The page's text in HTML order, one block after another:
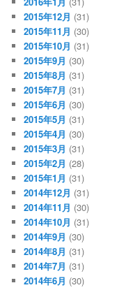
2015年12月 (31)
2015年11月 (30)
2015年10月 (31)
2015年9月 (30)
2015年8月 (31)
2015年7月 (31)
2015年6月 (30)
2015年5月 (31)
2015年4月 (30)
2015年3月 (31)
2015年2月 (28)
2015年1月 (31)
2014年12月 (31)
2014年11月 (30)
2014年10月 (31)
2014年9月 (30)
2014年8月 (31)
2014年7月 (31)
2014年6月 (30)